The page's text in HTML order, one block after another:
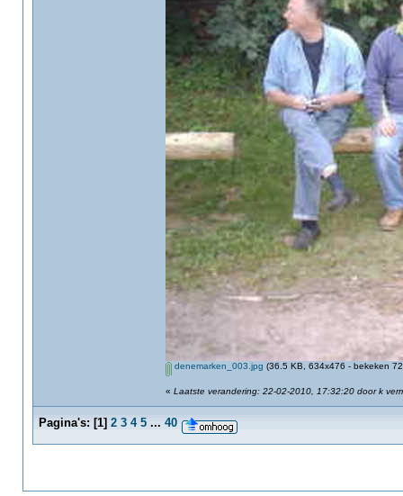
denemarken_003.jpg (36.5 KB, 634x476 - bekeken
« Laatste verandering: 22-02-2010, 17:32:20 door k
Pagina's: [1] 2 3 4 5 ... 40